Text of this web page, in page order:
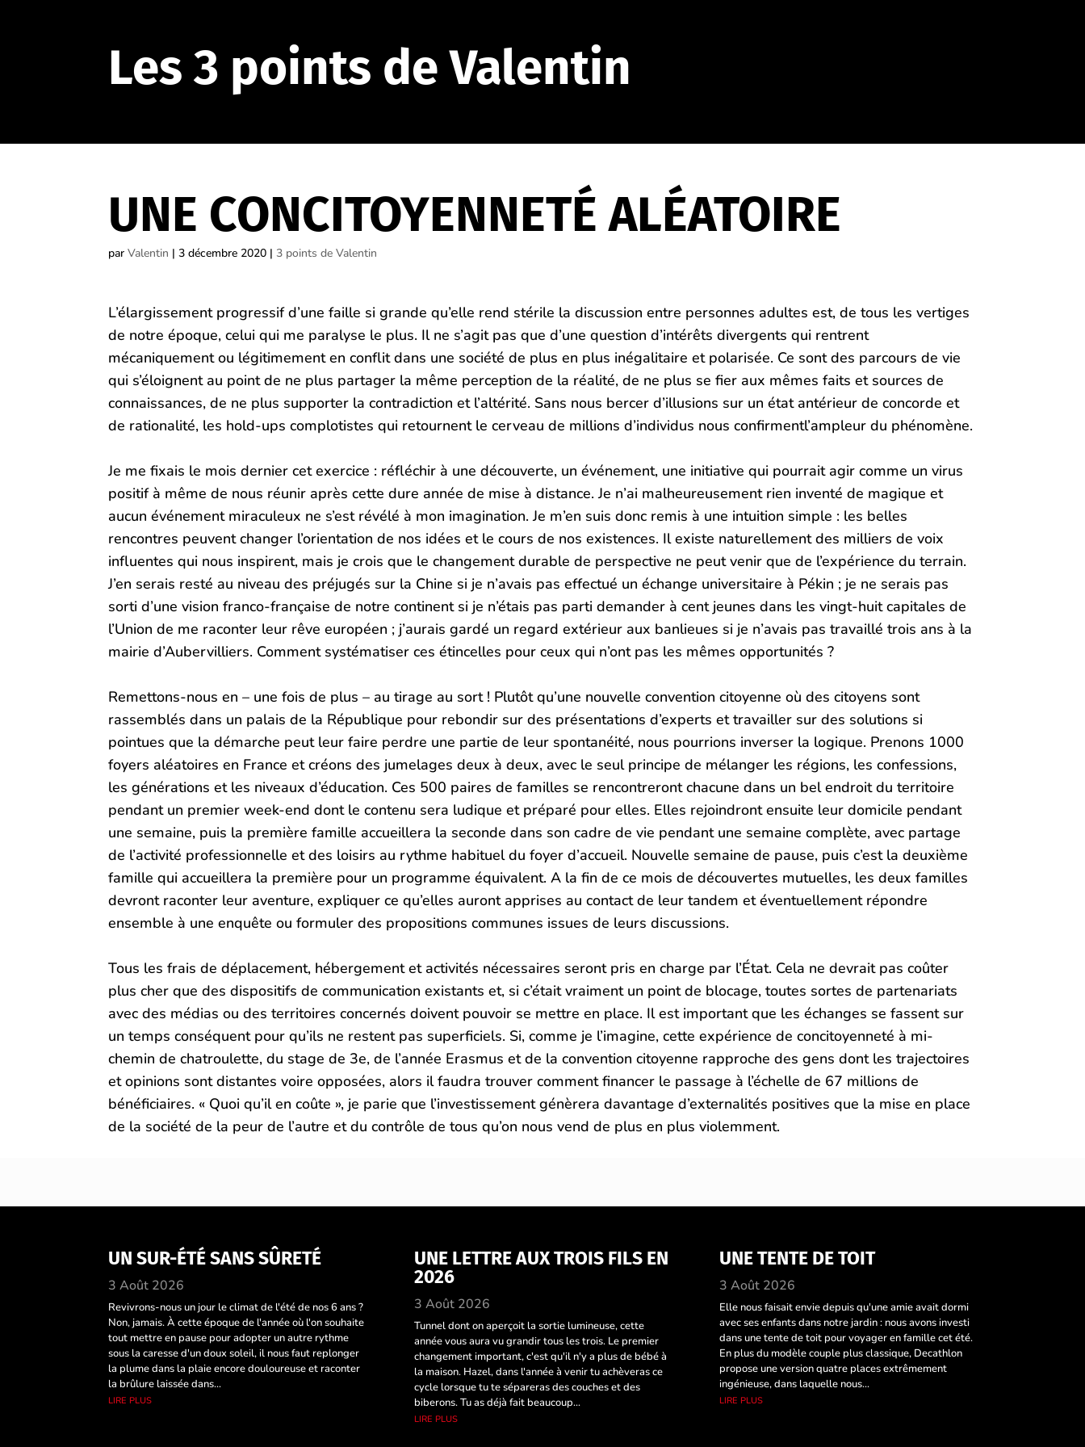
Les 3 points de Valentin
UNE CONCITOYENNETÉ ALÉATOIRE
parValentin |3 décembre 2020 |3 points de Valentin
L’élargissement progressif d’une faille si grande qu’elle rend stérile la discussion entre personnes adultes est, de tous les vertiges
de notre époque, celui qui me paralyse le plus. Il ne s’agit pas que d’une question d’intérêts divergents qui rentrent
mécaniquement ou légitimement en conflit dans une société de plus en plus inégalitaire et polarisée. Ce sont des parcours de vie
qui s’éloignent au point de ne plus partager la même perception de la réalité, de ne plus se fier aux mêmes faits et sources de
connaissances, de ne plus supporter la contradiction et l’altérité. Sans nous bercer d’illusions sur un état antérieur de concorde et
de rationalité, les hold-ups complotistes qui retournent le cerveau de millions d’individus nous confirmentl’ampleur du phénomène.
Je me fixais le mois dernier cet exercice : réfléchir à une découverte, un événement, une initiative qui pourrait agir comme un virus
positif à même de nous réunir après cette dure année de mise à distance. Je n’ai malheureusement rien inventé de magique et
aucun événement miraculeux ne s’est révélé à mon imagination. Je m’en suis donc remis à une intuition simple : les belles
rencontres peuvent changer l’orientation de nos idées et le cours de nos existences. Il existe naturellement des milliers de voix
influentes qui nous inspirent, mais je crois que le changement durable de perspective ne peut venir que de l’expérience du terrain.
J’en serais resté au niveau des préjugés sur la Chine si je n’avais pas effectué un échange universitaire à Pékin ; je ne serais pas
sorti d’une vision franco-française de notre continent si je n’étais pas parti demander à cent jeunes dans les vingt-huit capitales de
l’Union de me raconter leur rêve européen ; j’aurais gardé un regard extérieur aux banlieues si je n’avais pas travaillé trois ans à la
mairie d’Aubervilliers. Comment systématiser ces étincelles pour ceux qui n’ont pas les mêmes opportunités ?
Remettons-nous en – une fois de plus – au tirage au sort ! Plutôt qu’une nouvelle convention citoyenne où des citoyens sont
rassemblés dans un palais de la République pour rebondir sur des présentations d’experts et travailler sur des solutions si
pointues que la démarche peut leur faire perdre une partie de leur spontanéité, nous pourrions inverser la logique. Prenons 1000
foyers aléatoires en France et créons des jumelages deux à deux, avec le seul principe de mélanger les régions, les confessions,
les générations et les niveaux d’éducation. Ces 500 paires de familles se rencontreront chacune dans un bel endroit du territoire
pendant un premier week-end dont le contenu sera ludique et préparé pour elles. Elles rejoindront ensuite leur domicile pendant
une semaine, puis la première famille accueillera la seconde dans son cadre de vie pendant une semaine complète, avec partage
de l’activité professionnelle et des loisirs au rythme habituel du foyer d’accueil. Nouvelle semaine de pause, puis c’est la deuxième
famille qui accueillera la première pour un programme équivalent. A la fin de ce mois de découvertes mutuelles, les deux familles
devront raconter leur aventure, expliquer ce qu’elles auront apprises au contact de leur tandem et éventuellement répondre
ensemble à une enquête ou formuler des propositions communes issues de leurs discussions.
Tous les frais de déplacement, hébergement et activités nécessaires seront pris en charge par l’État. Cela ne devrait pas coûter
plus cher que des dispositifs de communication existants et, si c’était vraiment un point de blocage, toutes sortes de partenariats
avec des médias ou des territoires concernés doivent pouvoir se mettre en place. Il est important que les échanges se fassent sur
un temps conséquent pour qu’ils ne restent pas superficiels. Si, comme je l’imagine, cette expérience de concitoyenneté à mi-
chemin de chatroulette, du stage de 3e, de l’année Erasmus et de la convention citoyenne rapproche des gens dont les trajectoires
et opinions sont distantes voire opposées, alors il faudra trouver comment financer le passage à l’échelle de 67 millions de
bénéficiaires. « Quoi qu’il en coûte », je parie que l’investissement génèrera davantage d’externalités positives que la mise en place
de la société de la peur de l’autre et du contrôle de tous qu’on nous vend de plus en plus violemment.
UN SUR-ÉTÉ SANS SÛRETÉ
3 Août 2026
Revivrons-nous un jour le climat de l'été de nos 6 ans ?
Non, jamais. À cette époque de l'année où l'on souhaite
tout mettre en pause pour adopter un autre rythme
sous la caresse d'un doux soleil, il nous faut replonger
la plume dans la plaie encore douloureuse et raconter
la brûlure laissée dans...
lire plus
UNE LETTRE AUX TROIS FILS EN
2026
3 Août 2026
Tunnel dont on aperçoit la sortie lumineuse, cette
année vous aura vu grandir tous les trois. Le premier
changement important, c'est qu'il n'y a plus de bébé à
la maison. Hazel, dans l'année à venir tu achèveras ce
cycle lorsque tu te sépareras des couches et des
biberons. Tu as déjà fait beaucoup...
lire plus
UNE TENTE DE TOIT
3 Août 2026
Elle nous faisait envie depuis qu'une amie avait dormi
avec ses enfants dans notre jardin : nous avons investi
dans une tente de toit pour voyager en famille cet été.
En plus du modèle couple plus classique, Decathlon
propose une version quatre places extrêmement
ingénieuse, dans laquelle nous...
lire plus